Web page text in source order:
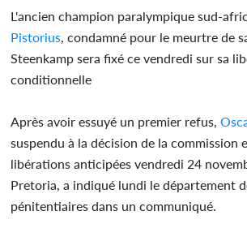
L'ancien champion paralympique sud-
Pistorius , condamné pour le meurtre de
Steenkamp sera fixé ce vendredi sur sa
conditionnelle
Après avoir essuyé un premier refus,
suspendu à la décision de la commission
libérations anticipées vendredi 24
Pretoria, a indiqué lundi le département
pénitentiaires dans un communiqué.